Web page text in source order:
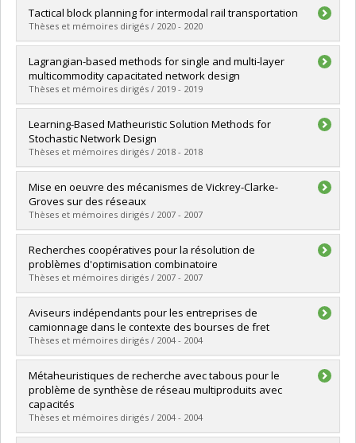
Graduate :Mantovani, Serena
Cycle : Master's
Grade :M. Sc.
Lien vers le document dans Papyrus
Tactical block planning for intermodal rail transportation
Thèses et mémoires dirigés / 2020 - 2020
Graduate :Morganti, Gianluca
Cycle :Master's
Grade :M. Sc.
Lien vers le document dans Papyrus
Lagrangian-based methods for single and multi-layer
multicommodity capacitated network design
Thèses et mémoires dirigés / 2019 - 2019
Graduate :Akhavan Kazemzadeh, Mohammad Rahim
Cycle :Doctoral
Grade :Ph. D.
Lien vers le document dans Papyrus
Learning-Based Matheuristic Solution Methods for
Stochastic Network Design
Thèses et mémoires dirigés / 2018 - 2018
Graduate :Sarayloo, Fatemeh
Cycle :Doctoral
Grade :Ph. D.
Lien vers le document dans Papyrus
Mise en oeuvre des mécanismes de Vickrey-Clarke-
Groves sur des réseaux
Thèses et mémoires dirigés / 2007 - 2007
Graduate : Lannez, Sébastien
Cycle :Master's
Grade :M. Sc.
Lien vers le document dans Papyrus
Recherches coopératives pour la résolution de
problèmes d'optimisation combinatoire
Thèses et mémoires dirigés / 2007 - 2007
Graduate :Le Bouthillier, Alexandre
Cycle :Doctoral
Grade :Ph. D.
Lien vers le document dans Papyrus
Aviseurs indépendants pour les entreprises de
camionnage dans le contexte des bourses de fret
Thèses et mémoires dirigés / 2004 - 2004
Graduate :Ghita, Stela
Cycle :Master's
Grade :M. Sc.
Lien vers le document dans Papyrus
Métaheuristiques de recherche avec tabous pour le
problème de synthèse de réseau multiproduits avec
capacités
Thèses et mémoires dirigés / 2004 - 2004